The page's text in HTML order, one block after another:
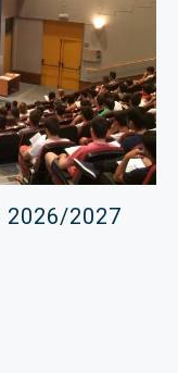
2026/2027